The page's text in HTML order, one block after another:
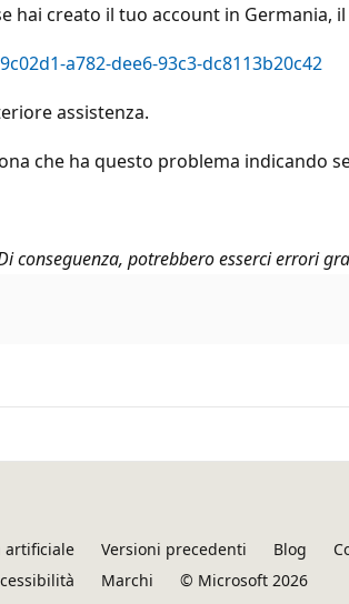
hai creato il tuo account in
a782-dee6-93c3-dc8113b20c42
assistenza.
che ha questo problema indicando
conseguenza, potrebbero esserci errori
artificiale Versioni precedenti Blog
Marchi © Microsoft 2026